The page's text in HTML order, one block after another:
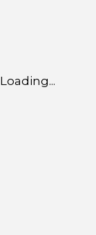
Loading...